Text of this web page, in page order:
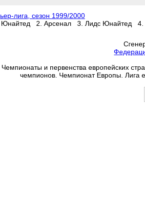
лига, сезон 1999/2000
Юнайтед 2. Арсенал 3. Лидс Юнайтед 4.
и первенства европейских
чемпионов. Чемпионат Европы.